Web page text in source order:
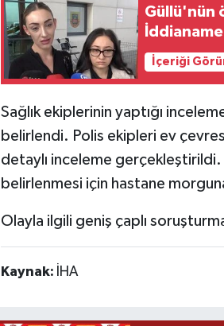
Güllü'nün
İçeriği
Sağlık ekiplerinin yaptığı
belirlendi. Polis ekipleri ev
detaylı inceleme gerçekleştirildi.
belirlenmesi için hastane morguna
Olayla ilgili geniş çaplı
Kaynak: İHA